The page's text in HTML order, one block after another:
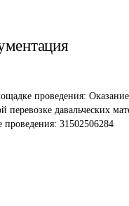
проведения:
перевозке давальческих
проведения: 31502506284